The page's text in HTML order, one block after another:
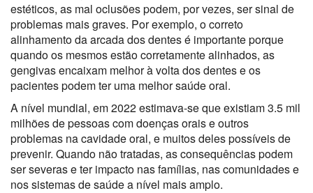
estéticos, as mal oclusões podem, por vezes, ser sinal de
problemas mais graves. Por exemplo, o correto
alinhamento da arcada dos dentes é importante porque
quando os mesmos estão corretamente alinhados, as
gengivas encaixam melhor à volta dos dentes e os
pacientes podem ter uma melhor saúde oral.
A nível mundial, em 2022 estimava-se que existiam 3.5 mil
milhões de pessoas com doenças orais e outros
problemas na cavidade oral, e muitos deles possíveis de
prevenir. Quando não tratadas, as consequências podem
ser severas e ter impacto nas famílias, nas comunidades e
nos sistemas de saúde a nível mais amplo.